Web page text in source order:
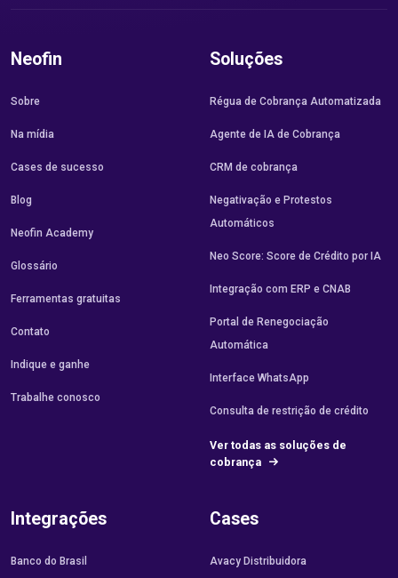
Neofin
Sobre
Na mídia
Cases de sucesso
Blog
Neofin Academy
Glossário
Ferramentas gratuitas
Contato
Indique e ganhe
Trabalhe conosco
Soluções
Régua de Cobrança Automatizada
Agente de IA de Cobrança
CRM de cobrança
Negativação e Protestos
Automáticos
Neo Score: Score de Crédito por IA
Integração com ERP e CNAB
Portal de Renegociação
Automática
Interface WhatsApp
Consulta de restrição de crédito
Ver todas as soluções de
cobrança
Integrações
Banco do Brasil
Cases
Avacy Distribuidora